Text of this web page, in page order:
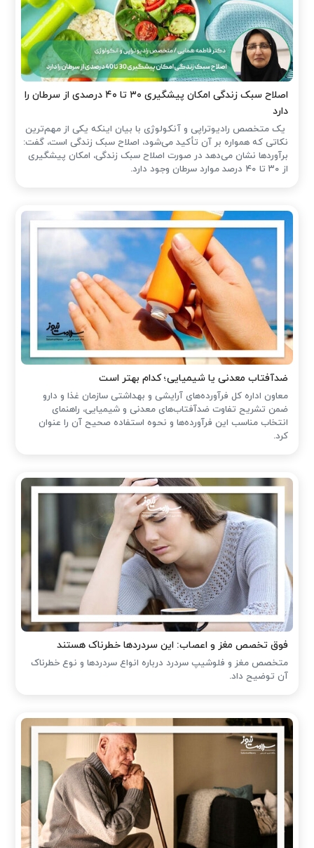
اصلاح سبک زندگی امکان پیشگیری ۳۰ تا ۴۰ درصدی از سرطان را
دارد
یک متخصص رادیوتراپی و آنکولوژی با بیان اینکه یکی از مهم‌ترین
نکاتی که همواره بر آن تأکید می‌شود، اصلاح سبک زندگی است، گفت:
برآوردها نشان می‌دهد در صورت اصلاح سبک زندگی، امکان پیشگیری
از ۳۰ تا ۴۰ درصد موارد سرطان وجود دارد.
ضدآفتاب‌ معدنی یا شیمیایی؛ کدام بهتر است
معاون اداره کل فرآورده‌های آرایشی و بهداشتی سازمان غذا و دارو
ضمن تشریح تفاوت ضدآفتاب‌های معدنی و شیمیایی، راهنمای
انتخاب مناسب این فرآورده‌ها و نحوه استفاده صحیح آن را عنوان
کرد.
فوق تخصص مغز و اعصاب: این سردردها خطرناک هستند
متخصص مغز و فلوشیپ سردرد درباره انواع سردردها و نوع خطرناک
آن توضیح داد.